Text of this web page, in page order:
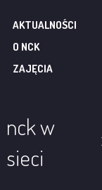
AKTUALNOŚCI
O NCK
ZAJĘCIA
nck w
sieci